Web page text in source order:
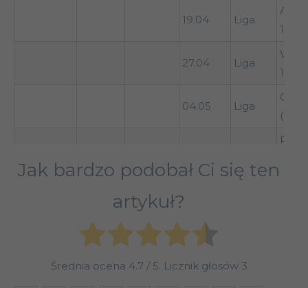
19.04 Liga
1-1
27.04 Liga
1-1
04.05 Liga
II UD Leiria 24.07.23
runda)
Jak bardzo podobał Ci się ten
artykuł?
Średnia ocena 4.7 / 5. Licznik głosów 3